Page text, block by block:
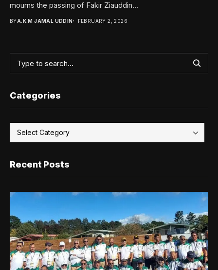
mourns the passing of Fakir Ziauddin...
BYA.K.M JAMAL UDDIN FEBRUARY 2, 2026
Categories
Recent Posts